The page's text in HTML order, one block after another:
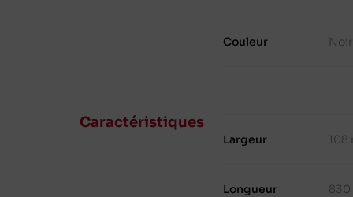
Couleur Noir
Caractéristiques
Largeur 108
Longueur 830